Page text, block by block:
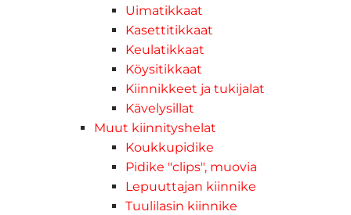
Uimatikkaat
Kasettitikkaat
Keulatikkaat
Köysitikkaat
Kiinnikkeet ja tukijalat
Kävelysillat
Muut kiinnityshelat
Koukkupidike
Pidike "clips", muovia
Lepuuttajan kiinnike
Tuulilasin kiinnike